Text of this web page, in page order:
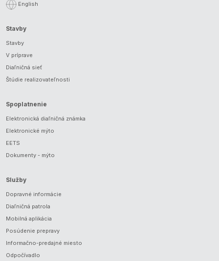
English
Stavby
Stavby
V príprave
Diaľničná sieť
Štúdie realizovateľnosti
Spoplatnenie
Elektronická diaľničná známka
Elektronické mýto
EETS
Dokumenty - mýto
Služby
Dopravné informácie
Diaľničná patrola
Mobilná aplikácia
Posúdenie prepravy
Informačno-predajné miesto
Odpočívadlo